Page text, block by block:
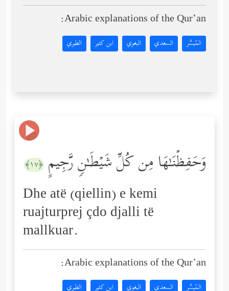
Arabic explanations of the Qur’an:
المُيسَّر السعدي البغوي ابن كثير الطبري
وَحَفِظۡنَـٰهَا مِن كُلِّ شَیۡطَـٰنࣲ رَّجِیمٍ ﴿١٧﴾
Dhe atë (qiellin) e kemi
ruajturprej çdo djalli të
mallkuar.
Arabic explanations of the Qur’an:
المُيسَّر السعدي البغوي ابن كثير الطبري